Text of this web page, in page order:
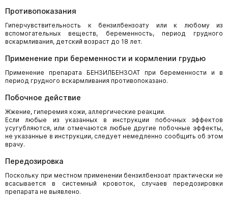
Противопоказания
Гиперчувствительность к бензилбензоату или к любому из
вспомогательных веществ, бе­ременность, период грудного
вскармливания, детский возраст до 18 лет.
Применение при беременности и кормлении грудью
Применение препарата БЕНЗИЛБЕНЗОАТ при беременности и в
период грудного вскармливания противопоказано.
Побочное действие
Жжение, гиперемия кожи, аллергические реакции.
Если любые из указанных в инструкции побочных эффектов
усугубляются, или отмечаются любые другие побочные эффекты,
не указанные в инструкции, следует немедленно сообщить об этом
врачу.
Передозировка
Поскольку при местном применении бензилбензоат практически не
всасывается в систем­ный кровоток, случаев передозировки
препарата не выявлено.